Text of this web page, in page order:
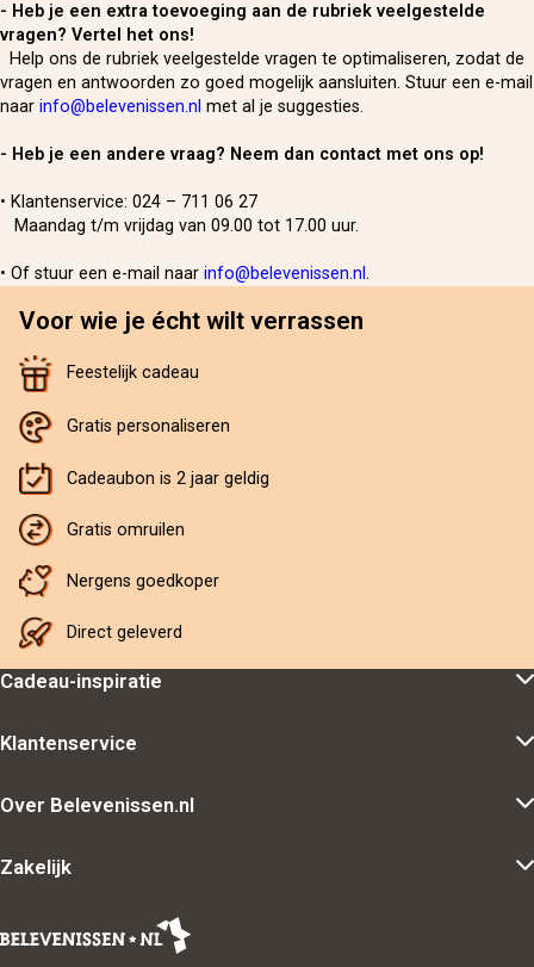
- Heb je een extra toevoeging aan de rubriek veelgestelde
vragen? Vertel het ons!
Help ons de rubriek veelgestelde vragen te optimaliseren, zodat de
vragen en antwoorden zo goed mogelijk aansluiten. Stuur een e-mail
naar info@belevenissen.nl met al je suggesties.
- Heb je een andere vraag? Neem dan contact met ons op!
• Klantenservice: 024 – 711 06 27
Maandag t/m vrijdag van 09.00 tot 17.00 uur.
• Of stuur een e-mail naar info@belevenissen.nl .
Voor wie je écht wilt verrassen
Feestelijk cadeau
Gratis personaliseren
Cadeaubon is 2 jaar geldig
Gratis omruilen
Nergens goedkoper
Direct geleverd
Cadeau-inspiratie
Klantenservice
Over Belevenissen.nl
Zakelijk